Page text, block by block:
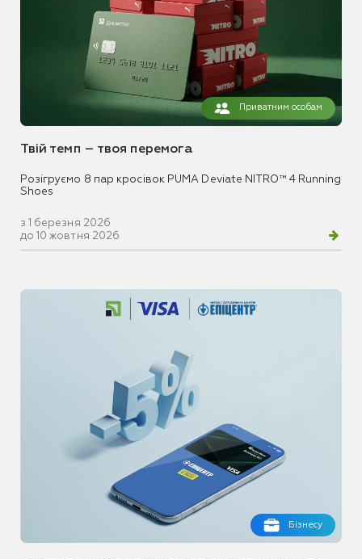
Приватним особам
Твій темп – твоя перемога
Розігруємо 8 пар кросівок PUMA Deviate NITRO™ 4 Running
Shoes
з 1 березня 2026
до 10 жовтня 2026
Бізнесу